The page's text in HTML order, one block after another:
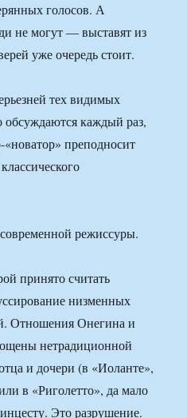
голосов. А
не могут ― выставят из
уже очередь стоит.
тех видимых
обсуждаются каждый раз,
«новатор» преподносит
режиссуры.
принято считать
низменных
Отношения Онегина и
нетрадиционной
и дочери (в «Иоланте»,
в «Риголетто», да мало
Это разрушение.